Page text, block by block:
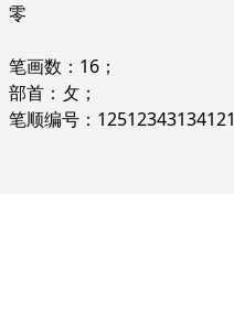
零
笔画数：16；
部首：攵；
笔顺编号：